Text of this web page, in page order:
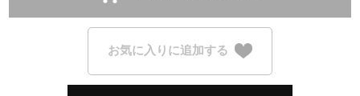
お気に入りに追加する